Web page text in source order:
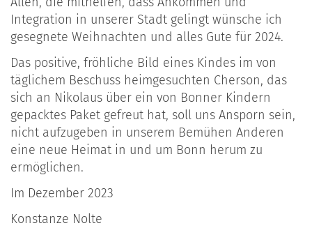
Integration in unserer Stadt gelingt wünsche ich
gesegnete Weihnachten und alles Gute für 2024.
Das positive, fröhliche Bild eines Kindes im von
täglichem Beschuss heimgesuchten Cherson, das
sich an Nikolaus über ein von Bonner Kindern
gepacktes Paket gefreut hat, soll uns Ansporn sein,
nicht aufzugeben in unserem Bemühen Anderen
eine neue Heimat in und um Bonn herum zu
ermöglichen.
Im Dezember 2023
Konstanze Nolte